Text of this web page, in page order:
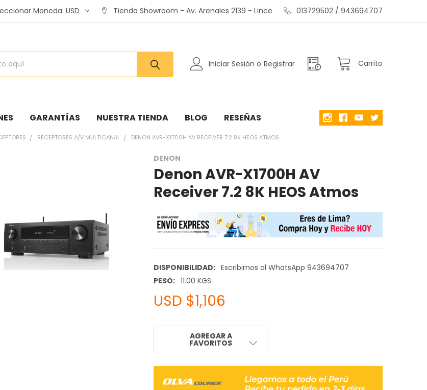
Moneda:USD Tienda Showroom - Av. Arenales 2139 - Lince 013729502 / 943694707
Iniciar Sesión o Registrar Carrito
GARANTÍAS NUESTRA TIENDA BLOG RESEÑAS
RECEPTORES A/V MULTICANAL DENON AVR-X1700H AV RECEIVER 7.2 8K HEOS ATMOS
DENON
Denon AVR-X1700H AV
Receiver 7.2 8K HEOS Atmos
DISPONIBILIDAD: Escribirnos al WhatsApp 943694707
PESO: 11.00 KGS
USD $1,106
STOCK
AGREGAR A
FAVORITOS